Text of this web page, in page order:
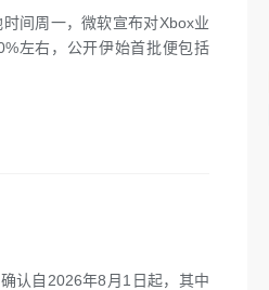
间周一，微软宣布对Xbox业
左右，公开伊始首批便包括
认自2026年8月1日起，其中